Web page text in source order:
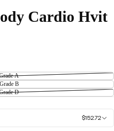
Cardio Hvit
A
Grade B
D
$152.72